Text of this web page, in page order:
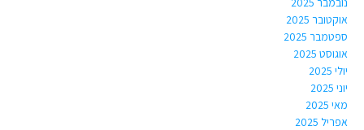
אוקטובר 2025
ספטמבר 2025
אוגוסט 2025
יולי 2025
יוני 2025
מאי 2025
אפריל 2025